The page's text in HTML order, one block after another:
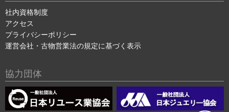
社内資格制度
アクセス
プライバシーポリシー
運営会社・古物営業法の規定に基づく表示
協力団体